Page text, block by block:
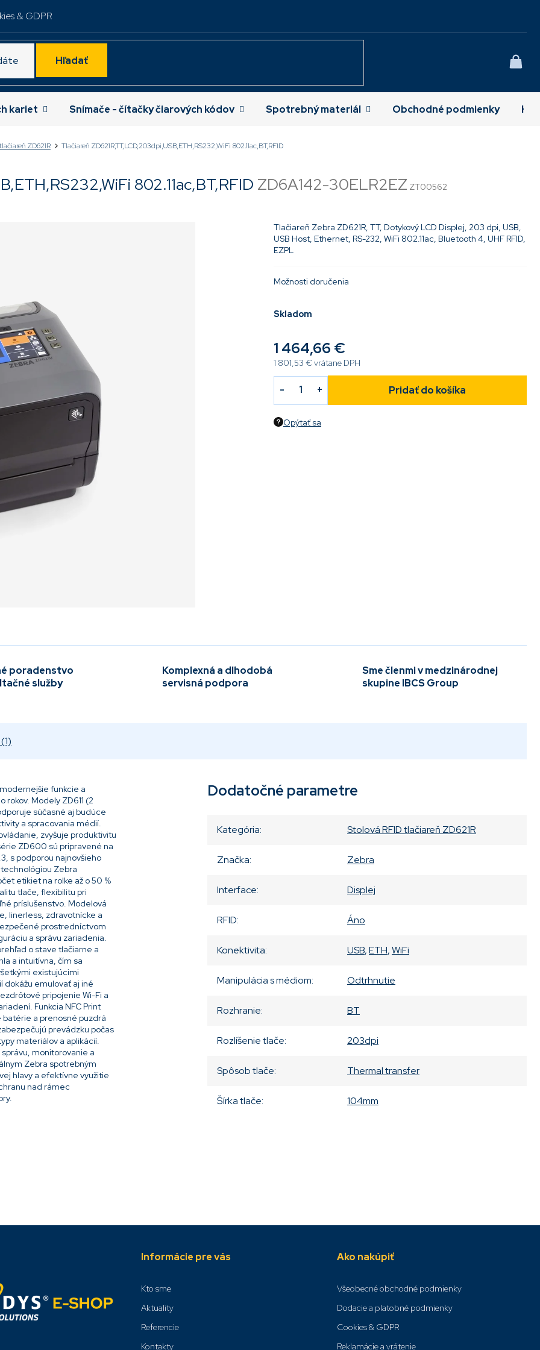
& GDPR
Hľadať
kariet Snímače - čítačky čiarových kódov Spotrebný materiál Obchodné podmienky
ZD621R Tlačiareň ZD621R,TT,LCD,203dpi,USB,ETH,RS232,WiFi 802.11ac,BT,RFID
802.11ac,BT,RFID ZD6A142-30ELR2EZ ZT00562
1 464,66 €
1 801,53 € vrátane DPH
Skladom
Možnosti doručenia
Pridať do košíka
Tlačiareň Zebra ZD621R, TT, Dotykový LCD Displej, 203 dpi, USB,
USB Host, Ethernet, RS-232, WiFi 802.11ac, Bluetooth 4, UHF RFID,
EZPL
Opýtať sa
poradenstvo
služby
Komplexná a dlhodobá
servisná podpora
Sme členmi v medzinárodnej
skupine IBCS Group
funkcie a
Modely ZD611 (2
súčasné aj budúce
a spracovania médií.
zvyšuje produktivitu
ZD600 sú pripravené na
s podporou najnovšieho
Zebra
etikiet na rolke až o 50 %
tlače, flexibilitu pri
príslušenstvo. Modelová
linerless, zdravotnícke a
prostredníctvom
a správu zariadenia.
o stave tlačiarne a
a intuitívna, čím sa
existujúcimi
dokážu emulovať aj iné
pripojenie Wi-Fi a
Funkcia NFC Print
batérie a prenosné puzdrá
prevádzku počas
materiálov a aplikácií.
monitorovanie a
Zebra spotrebným
hlavy a efektívne využitie
nad rámec
Dodatočné parametre
Kategória: Stolová RFID tlačiareň ZD621R
Značka: Zebra
Interface: Displej
RFID: Áno
Konektivita: USB,ETH,WiFi
Manipulácia s médiom: Odtrhnutie
Rozhranie: BT
Rozlíšenie tlače: 203dpi
Spôsob tlače: Thermal transfer
Šírka tlače: 104mm
Informácie pre vás
Kto sme
Aktuality
Referencie
Kontakty
Ako nakúpiť
Všeobecné obchodné podmienky
Dodacie a platobné podmienky
Cookies & GDPR
Reklamácie a vrátenie